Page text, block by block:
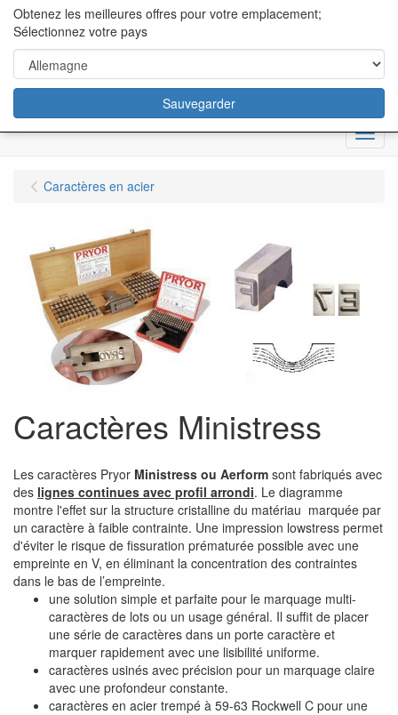
content="18/11/2025″/>
Menu
Caractères en acier
Caractères Ministress
Les caractères Pryor Ministress ou Aerform sont fabriqués avec
des lignes continues avec profil arrondi. Le diagramme
montre l'effet sur la structure cristalline du matériau marquée par
un caractère à faible contrainte. Une impression lowstress permet
d'éviter le risque de fissuration prématurée possible avec une
empreinte en V, en éliminant la concentration des contraintes
dans le bas de l’empreinte.
une solution simple et parfaite pour le marquage multi-
caractères de lots ou un usage général. Il suffit de placer
une série de caractères dans un porte caractère et
marquer rapidement avec une lisibilité uniforme.
caractères usinés avec précision pour un marquage claire
avec une profondeur constante.
caractères en acier trempé à 59-63 Rockwell C pour une
Obtenez les meilleures offres pour votre emplacement;
Sélectionnez votre pays
Sauvegarder